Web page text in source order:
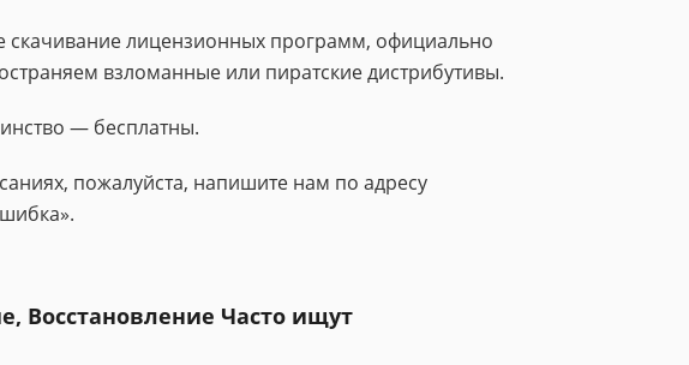
скачивание лицензионных программ, официально
взломанные или пиратские дистрибутивы.
— бесплатны.
пожалуйста, напишите нам по адресу
Восстановление Часто ищут